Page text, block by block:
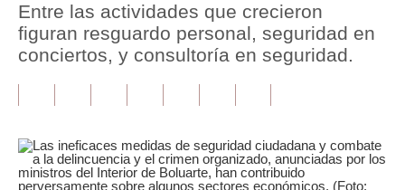
Mercados
Perú
Finanzas Personales
Entre las actividades que crecieron
figuran resguardo personal, seguridad en
conciertos, y consultoría en seguridad.